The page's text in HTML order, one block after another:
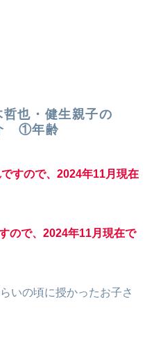
哲也・健生親子の
①年齢
すので、2024年11月現在
ので、2024年11月現在で
いの頃に授かったお子さ